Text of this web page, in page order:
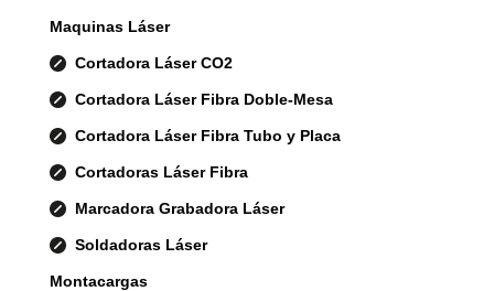
Maquinas Láser
Cortadora Láser CO2
Cortadora Láser Fibra Doble-Mesa
Cortadora Láser Fibra Tubo y Placa
Cortadoras Láser Fibra
Marcadora Grabadora Láser
Soldadoras Láser
Montacargas